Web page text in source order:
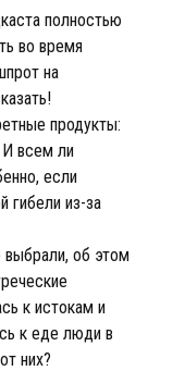
полностью
во время
на
продукты:
И всем ли
если
гибели из-за
об этом
к истокам и
к еде люди в
них?